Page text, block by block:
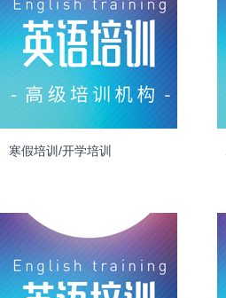
寒假培训/开学培训